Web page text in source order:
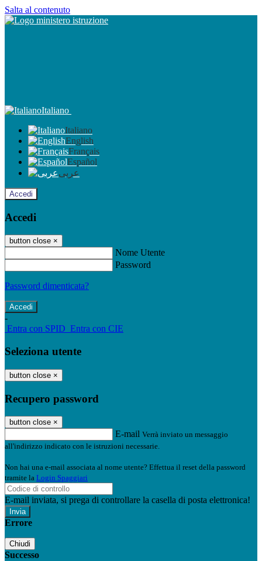
Salta al contenuto
Italiano
Italiano
English
Français
Español
عربى
Accedi
Accedi
button close ×
Nome Utente
Password
Password dimenticata?
-
Entra con SPID Entra con CIE
Seleziona utente
button close ×
Recupero password
button close ×
E-mail Verrà inviato un messaggio
all'indirizzo indicato con le istruzioni necessarie.
Non hai una e-mail associata al nome utente? Effettua il reset della password
tramite la Login Spaggiari
E-mail inviata, si prega di controllare la casella di posta elettronica!
Errore
Chiudi
Successo